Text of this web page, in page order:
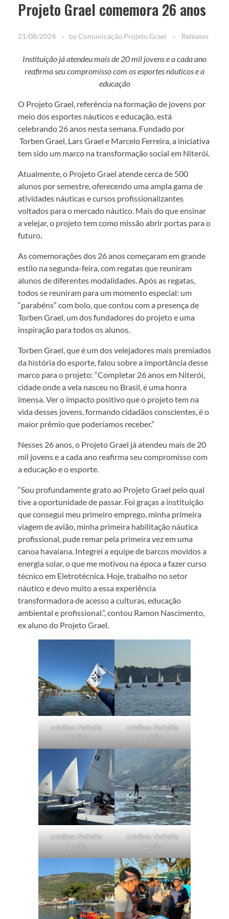
Projeto Grael comemora 26 anos
21/08/2024 byComunicação Projeto Grael Releases
Instituição já atendeu mais de 20 mil jovens e a cada ano
reafirma seu compromisso com os esportes náuticos e a
educação
O Projeto Grael, referência na formação de jovens por
meio dos esportes náuticos e educação, está
celebrando 26 anos nesta semana. Fundado por
Torben Grael, Lars Grael e Marcelo Ferreira, a iniciativa
tem sido um marco na transformação social em Niterói.
Atualmente, o Projeto Grael atende cerca de 500
alunos por semestre, oferecendo uma ampla gama de
atividades náuticas e cursos profissionalizantes
voltados para o mercado náutico. Mais do que ensinar
a velejar, o projeto tem como missão abrir portas para o
futuro.
As comemorações dos 26 anos começaram em grande
estilo na segunda-feira, com regatas que reuniram
alunos de diferentes modalidades. Após as regatas,
todos se reuniram para um momento especial: um
“parabéns” com bolo, que contou com a presença de
Torben Grael, um dos fundadores do projeto e uma
inspiração para todos os alunos.
Torben Grael, que é um dos velejadores mais premiados
da história do esporte, falou sobre a importância desse
marco para o projeto: “Completar 26 anos em Niterói,
cidade onde a vela nasceu no Brasil, é uma honra
imensa. Ver o impacto positivo que o projeto tem na
vida desses jovens, formando cidadãos conscientes, é o
maior prêmio que poderíamos receber.”
Nesses 26 anos, o Projeto Grael já atendeu mais de 20
mil jovens e a cada ano reafirma seu compromisso com
a educação e o esporte.
“Sou profundamente grato ao Projeto Grael pelo qual
tive a oportunidade de passar. Foi graças a instituição
que consegui meu primeiro emprego, minha primeira
viagem de avião, minha primeira habilitação náutica
profissional, pude remar pela primeira vez em uma
canoa havaiana. Integrei a equipe de barcos movidos a
energia solar, o que me motivou na época a fazer curso
técnico em Eletrotécnica. Hoje, trabalho no setor
náutico e devo muito a essa experiência
transformadora de acesso a culturas, educação
ambiental e profissional.”, contou Ramon Nascimento,
ex aluno do Projeto Grael.
créditos: Nathália
Lugão
créditos: Nathália
Lugão
créditos: Nathália
Lugão
créditos: Nathália
Lugão